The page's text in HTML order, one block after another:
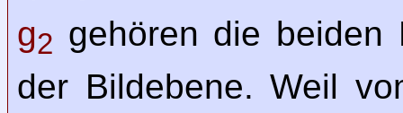
g2 gehören die
der Bildebene. Weil